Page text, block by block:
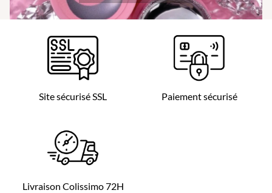
Site sécurisé SSL Paiement sécurisé
Livraison Colissimo 72H